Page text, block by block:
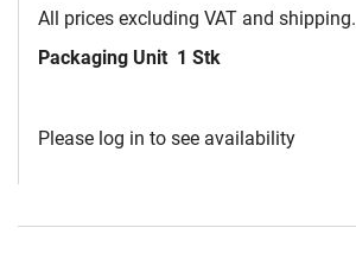
All prices excluding VAT and shipping.
Packaging Unit 1 Stk
Please log in to see availability